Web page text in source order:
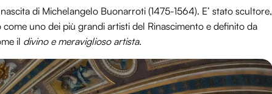
di Michelangelo Buonarroti (1475-1564). E’ stato scultore,
uno dei più grandi artisti del Rinascimento e definito da
il divino e meraviglioso artista.